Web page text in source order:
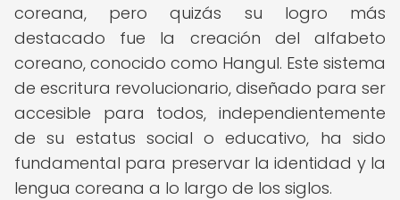
coreana, pero quizás su logro más
destacado fue la creación del alfabeto
coreano, conocido como Hangul. Este sistema
de escritura revolucionario, diseñado para ser
accesible para todos, independientemente
de su estatus social o educativo, ha sido
fundamental para preservar la identidad y la
lengua coreana a lo largo de los siglos.